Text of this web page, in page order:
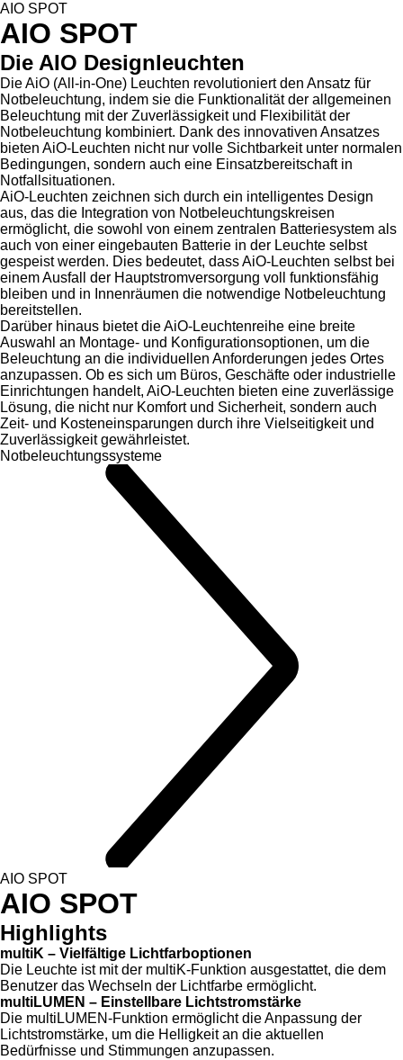
AIO SPOT
AIO SPOT
Die AIO Designleuchten
Die AiO (All-in-One) Leuchten revolutioniert den Ansatz für
Notbeleuchtung, indem sie die Funktionalität der allgemeinen
Beleuchtung mit der Zuverlässigkeit und Flexibilität der
Notbeleuchtung kombiniert. Dank des innovativen Ansatzes
bieten AiO-Leuchten nicht nur volle Sichtbarkeit unter normalen
Bedingungen, sondern auch eine Einsatzbereitschaft in
Notfallsituationen.
AiO-Leuchten zeichnen sich durch ein intelligentes Design
aus, das die Integration von Notbeleuchtungskreisen
ermöglicht, die sowohl von einem zentralen Batteriesystem als
auch von einer eingebauten Batterie in der Leuchte selbst
gespeist werden. Dies bedeutet, dass AiO-Leuchten selbst bei
einem Ausfall der Hauptstromversorgung voll funktionsfähig
bleiben und in Innenräumen die notwendige Notbeleuchtung
bereitstellen.
Darüber hinaus bietet die AiO-Leuchtenreihe eine breite
Auswahl an Montage- und Konfigurationsoptionen, um die
Beleuchtung an die individuellen Anforderungen jedes Ortes
anzupassen. Ob es sich um Büros, Geschäfte oder industrielle
Einrichtungen handelt, AiO-Leuchten bieten eine zuverlässige
Lösung, die nicht nur Komfort und Sicherheit, sondern auch
Zeit- und Kosteneinsparungen durch ihre Vielseitigkeit und
Zuverlässigkeit gewährleistet.
Notbeleuchtungssysteme
AIO SPOT
AIO SPOT
Highlights
multiK – Vielfältige Lichtfarboptionen
Die Leuchte ist mit der multiK-Funktion ausgestattet, die dem
Benutzer das Wechseln der Lichtfarbe ermöglicht.
multiLUMEN – Einstellbare Lichtstromstärke
Die multiLUMEN-Funktion ermöglicht die Anpassung der
Lichtstromstärke, um die Helligkeit an die aktuellen
Bedürfnisse und Stimmungen anzupassen.